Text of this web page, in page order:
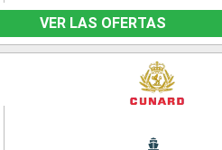
VER LAS OFERTAS